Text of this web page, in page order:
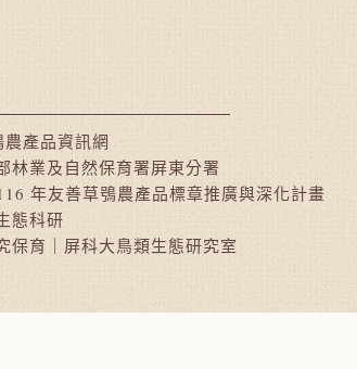
產品資訊網
林業及自然保育署屏東分署
年友善草鴞農產品標章推廣與深化計畫
態科研
保育｜屏科大鳥類生態研究室